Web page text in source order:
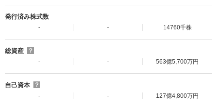
発行済み株式数
- - 14760千株
総資産
？
-
- 563億5,700万円
自己資本
？
-
- 127億4,800万円